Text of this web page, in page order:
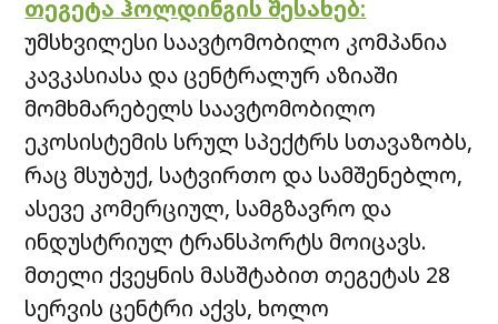
თეგეტა ჰოლდინგის შესახებ:
უმსხვილესი საავტომობილო კომპანია
კავკასიასა და ცენტრალურ აზიაში
მომხმარებელს საავტომობილო
ეკოსისტემის სრულ სპექტრს სთავაზობს,
რაც მსუბუქ, სატვირთო და სამშენებლო,
ასევე კომერციულ, სამგზავრო და
ინდუსტრიულ ტრანსპორტს მოიცავს.
მთელი ქვეყნის მასშტაბით თეგეტას 28
სერვის ცენტრი აქვს, ხოლო